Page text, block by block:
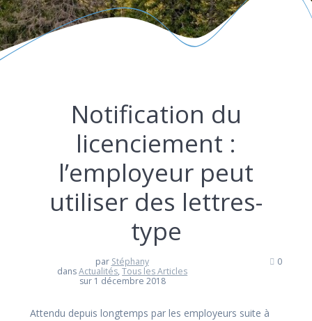
Notification du
licenciement :
l’employeur peut
utiliser des lettres-
type
par Stéphany
dansActualités,Tous les Articles
sur 1 décembre 2018
0
Attendu depuis longtemps par les employeurs suite à